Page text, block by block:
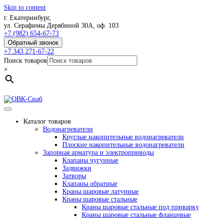
Skip to content
г. Екатеринбург,
ул. Серафимы Дерябиной 30А, оф. 103
+7 (982) 654-67-73
Обратный звонок
+7 343 271-67-22
Поиск товаров
×
Каталог товаров
Водонагреватели
Круглые накопительные водонагреватели
Плоские накопительные водонагреватели
Запорная арматура и электроприводы
Клапаны чугунные
Задвижки
Затворы
Клапаны обратные
Краны шаровые латунные
Краны шаровые стальные
Краны шаровые стальные под приварку
Краны шаровые стальные фланцевые